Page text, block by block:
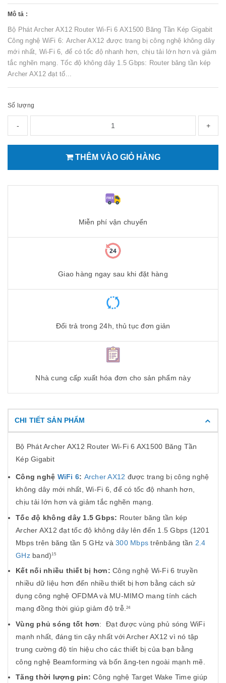
Mô tả :
Bộ Phát Archer AX12 Router Wi-Fi 6 AX1500 Băng Tần Kép Gigabit
Công nghệ WiFi 6: Archer AX12 được trang bị công nghệ không dây
mới nhất, Wi-Fi 6, để có tốc độ nhanh hơn, chịu tải lớn hơn và giảm
tắc nghẽn mạng. Tốc độ không dây 1.5 Gbps: Router băng tần kép
Archer AX12 đạt tố...
Số lượng
- +
THÊM VÀO GIỎ HÀNG
Miễn phí vận chuyển
Giao hàng ngay sau khi đặt hàng
Đổi trả trong 24h, thủ tục đơn giản
Nhà cung cấp xuất hóa đơn cho sản phẩm này
CHI TIẾT SẢN PHẨM
Bộ Phát Archer AX12 Router Wi-Fi 6 AX1500 Băng Tần
Kép Gigabit
Công nghệ WiFi 6: Archer AX12 được trang bị công nghệ
không dây mới nhất, Wi-Fi 6, để có tốc độ nhanh hơn,
chịu tải lớn hơn và giảm tắc nghẽn mạng.
Tốc độ không dây 1.5 Gbps: Router băng tần kép
Archer AX12 đạt tốc độ không dây lên đến 1.5 Gbps (1201
Mbps trên băng tần 5 GHz và 300 Mbps trênbăng tần 2.4
GHzband)15
Kết nối nhiều thiết bị hơn: Công nghệ Wi-Fi 6 truyền
nhiều dữ liệu hơn đến nhiều thiết bị hơn bằng cách sử
dụng công nghệ OFDMA và MU-MIMO mang tính cách
mạng đồng thời giúp giảm độ trễ. 24
Vùng phủ sóng tốt hơn: Đạt được vùng phủ sóng WiFi
mạnh nhất, đáng tin cậy nhất với Archer AX12 vì nó tập
trung cường độ tín hiệu cho các thiết bị của bạn bằng
công nghệ Beamforming và bốn ăng-ten ngoài mạnh mẽ.
Tăng thời lượng pin:Công nghệ Target Wake Time giúp